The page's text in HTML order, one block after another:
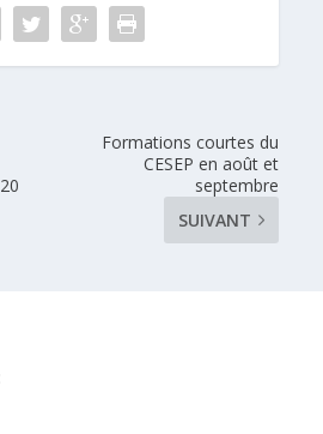
Formations courtes du
CESEP en août et
septembre
SUIVANT